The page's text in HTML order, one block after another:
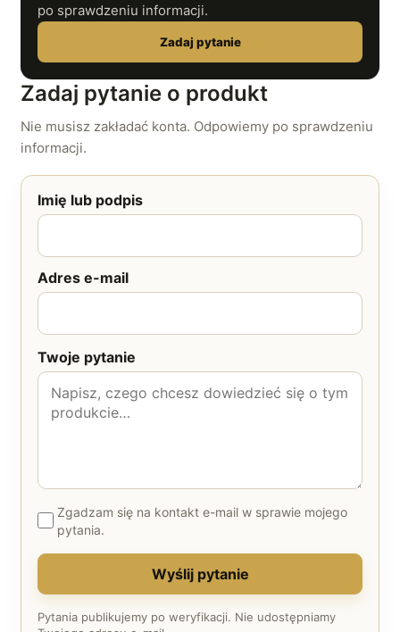
po sprawdzeniu informacji.
Zadaj pytanie
Zadaj pytanie o produkt
Nie musisz zakładać konta. Odpowiemy po sprawdzeniu
informacji.
Imię lub podpis
Adres e-mail
Twoje pytanie
Zgadzam się na kontakt e-mail w sprawie mojego
pytania.
Wyślij pytanie
Pytania publikujemy po weryfikacji. Nie udostępniamy